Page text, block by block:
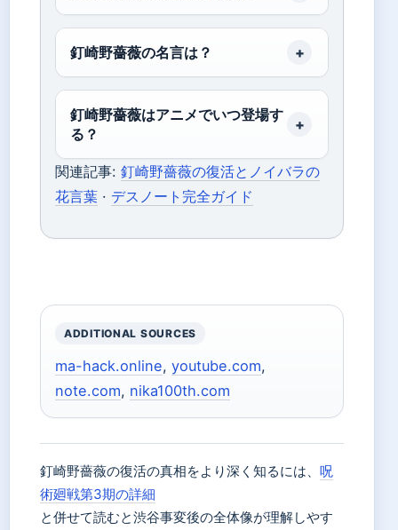
釘崎野薔薇の名言は？
釘崎野薔薇はアニメでいつ登場す
る？
関連記事: 釘崎野薔薇の復活とノイバラの
花言葉 · デスノート完全ガイド
ADDITIONAL SOURCES
ma-hack.online, youtube.com,
note.com, nika100th.com
釘崎野薔薇の復活の真相をより深く知るには、 呪
術廻戦第3期の詳細
と併せて読むと渋谷事変後の全体像が理解しやす